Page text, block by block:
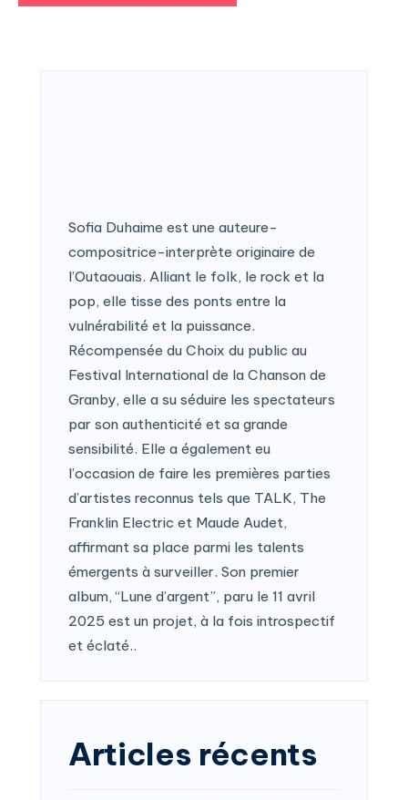
Sofia Duhaime est une auteure-
compositrice-interprète originaire de
l’Outaouais. Alliant le folk, le rock et la
pop, elle tisse des ponts entre la
vulnérabilité et la puissance.
Récompensée du Choix du public au
Festival International de la Chanson de
Granby, elle a su séduire les spectateurs
par son authenticité et sa grande
sensibilité. Elle a également eu
l’occasion de faire les premières parties
d’artistes reconnus tels que TALK, The
Franklin Electric et Maude Audet,
affirmant sa place parmi les talents
émergents à surveiller. Son premier
album, “Lune d’argent”, paru le 11 avril
2025 est un projet, à la fois introspectif
et éclaté..
Articles récents